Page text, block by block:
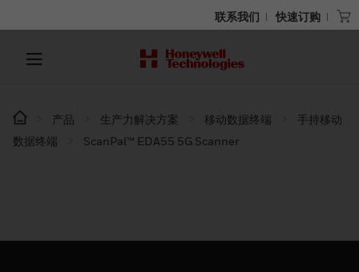
联系我们 快速订购
产品 生产力解决方案 移动数据终端
手持移动
数据终端
ScanPal™ EDA55 5G Scanner